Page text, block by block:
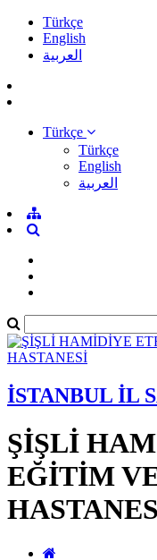
Türkçe
English
العربية
Türkçe
Türkçe
English
العربية
İSTANBUL İL
ŞİŞLİ
EĞİTİM